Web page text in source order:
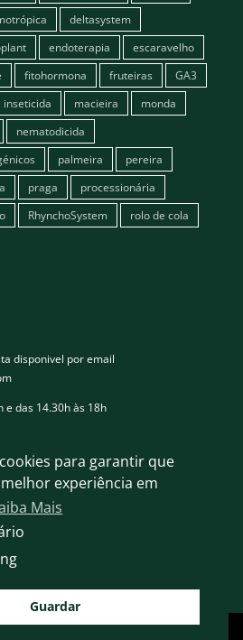
para garantir que
experiência em
Mais
Guardar
deltasystem
endoterapia
escaravelho
fitohormona fruteiras
GA3
inseticida macieira
monda
nematodicida
palmeira
pereira
praga
processionária
RhynchoSystem
rolo de cola
disponivel por email
e das 14.30h às 18h